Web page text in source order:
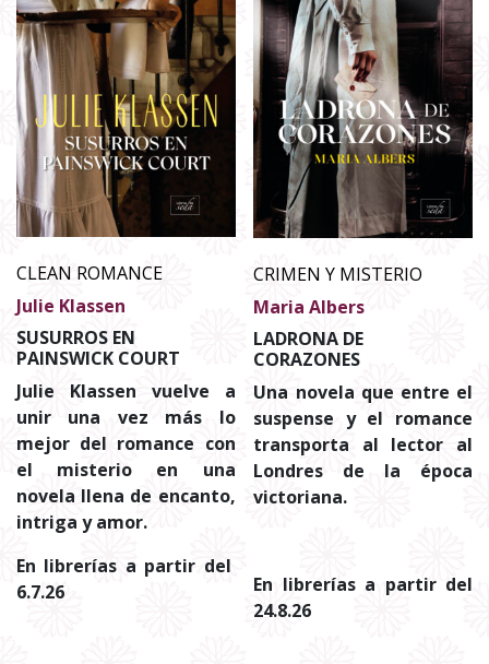
CLEAN ROMANCE
Julie Klassen
SUSURROS EN
PAINSWICK COURT
Julie Klassen vuelve a
unir una vez más lo
mejor del romance con
el misterio en una
novela llena de encanto,
intriga y amor.
En librerías a partir del
6.7.26
CRIMEN Y MISTERIO
Maria Albers
LADRONA DE
CORAZONES
Una novela que entre el
suspense y el romance
transporta al lector al
Londres de la época
victoriana.
En librerías a partir del
24.8.26